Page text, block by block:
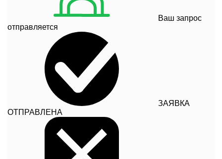
Ваш запрос
отправляется
ЗАЯВКА
ОТПРАВЛЕНА